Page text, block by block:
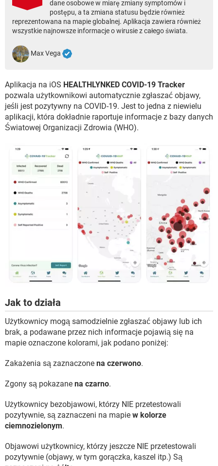
dane osobowe w miarę zmiany symptomów i
postępu, a ta zmiana statusu będzie również
reprezentowana na mapie globalnej. Aplikacja zawiera również
wszystkie najnowsze informacje o wirusie z całego świata.
Max Vega
Aplikacja na iOS HEALTHLYNKED COVID-19 Tracker
pozwala użytkownikowi automatycznie zgłaszać objawy,
jeśli jest pozytywny na COVID-19. Jest to jedna z niewielu
aplikacji, która dokładnie raportuje informacje z bazy danych
Światowej Organizacji Zdrowia (WHO).
Jak to działa
Użytkownicy mogą samodzielnie zgłaszać objawy lub ich
brak, a podawane przez nich informacje pojawią się na
mapie oznaczone kolorami, jak podano poniżej:
Zakażenia są zaznaczone na czerwono.
Zgony są pokazane na czarno.
Użytkownicy bezobjawowi, którzy NIE przetestowali
pozytywnie, są zaznaczeni na mapie w kolorze
ciemnozielonym.
Objawowi użytkownicy, którzy jeszcze NIE przetestowali
pozytywnie (objawy, w tym gorączka, kaszel itp.) Są